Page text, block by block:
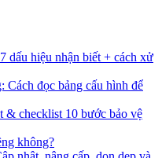
dấu hiệu nhận biết + cách xử
Cách đọc bảng cấu hình để
& checklist 10 bước bảo vệ
không?